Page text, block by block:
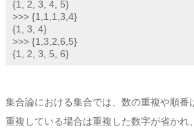
{1, 2, 3, 4, 5}
>>> {1,1,1,3,4}
{1, 3, 4}
>>> {1,3,2,6,5}
{1, 2, 3, 5, 6}
集合論における集合では、数の重複や順番
重複している場合は重複した数字が省かれ、